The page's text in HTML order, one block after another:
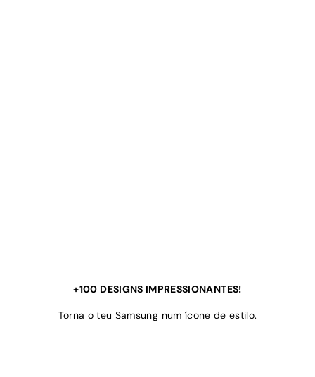
+100 DESIGNS IMPRESSIONANTES!
Torna o teu Samsung num ícone de estilo.